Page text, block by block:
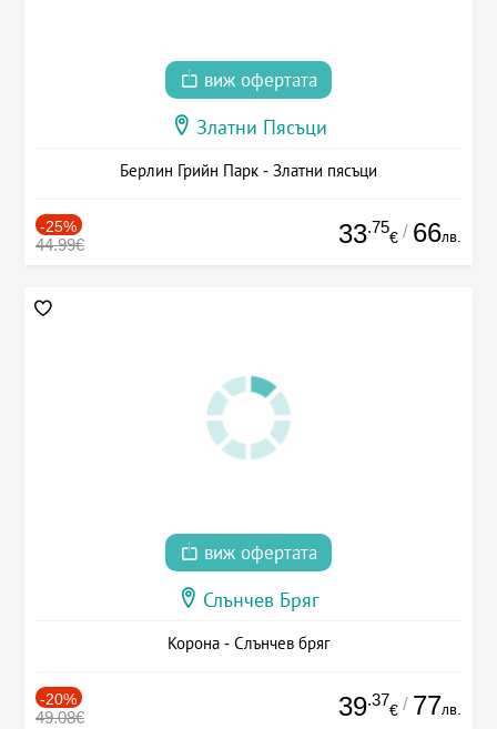
виж офертата
Златни Пясъци
Берлин Грийн Парк - Златни пясъци
-25%
44.99€ 33.75
€ / 66лв.
виж офертата
Слънчев Бряг
Корона - Слънчев бряг
-20%
49.08€ 39.37
€ / 77лв.